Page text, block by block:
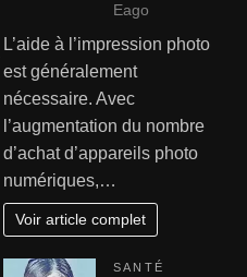
Eago
L’aide à l’impression photo
est généralement
nécessaire. Avec
l’augmentation du nombre
d’achat d’appareils photo
numériques,…
Voir article complet
SANTÉ